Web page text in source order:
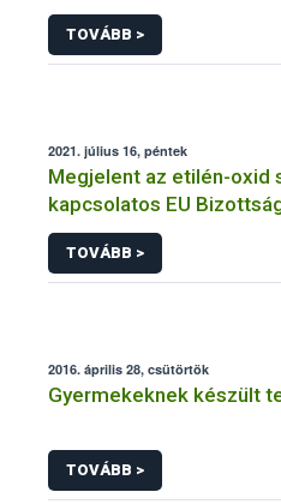
TOVÁBB >
2021. július 16, péntek
Megjelent az etilén-oxid
kapcsolatos EU
TOVÁBB >
2016. április 28, csütörtök
Gyermekeknek készült
TOVÁBB >